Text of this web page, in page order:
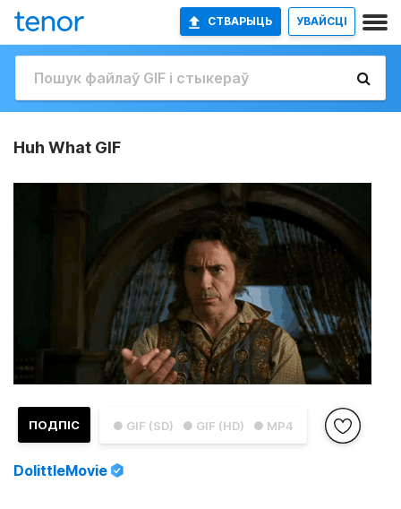
СТВАРЫЦЬ УВАЙСЦІ
Huh What GIF
● GIF (SD) ● GIF (HD) ● MP4
ПОДПІС
DolittleMovie